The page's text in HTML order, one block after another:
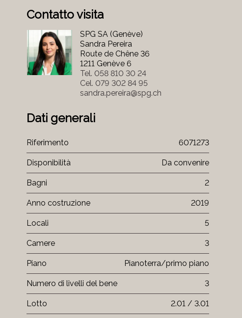
Contatto visita
SPG SA (Genève)
Sandra Pereira
Route de Chêne 36
1211 Genève 6
Tel. 058 810 30 24
Cel. 079 302 84 95
sandra.pereira@spg.ch
Dati generali
Riferimento 6071273
Disponibilità Da convenire
Bagni 2
Anno costruzione 2019
Locali 5
Camere 3
Piano Pianoterra/primo piano
Numero di livelli del bene 3
Lotto 2.01 / 3.01